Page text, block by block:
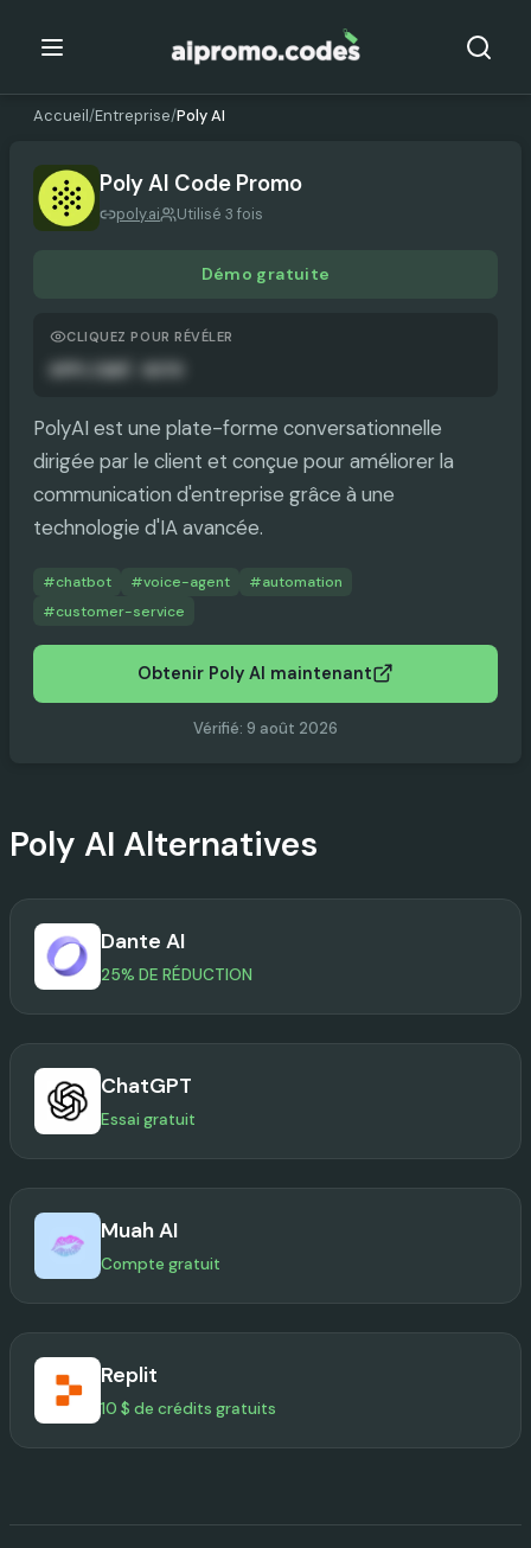
Accueil/Entreprise/Poly AI
Poly AI Code Promo
poly.ai Utilisé 3 fois
Démo gratuite
CLIQUEZ POUR RÉVÉLER
PolyAI est une plate-forme conversationnelle
dirigée par le client et conçue pour améliorer la
communication d'entreprise grâce à une
technologie d'IA avancée.
#chatbot #voice-agent #automation
#customer-service
Obtenir Poly AI maintenant
Vérifié: 9 août 2026
Poly AI Alternatives
Dante AI
25% DE RÉDUCTION
ChatGPT
Essai gratuit
Muah AI
Compte gratuit
Replit
10 $ de crédits gratuits